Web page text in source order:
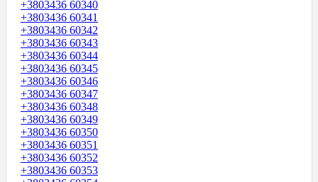
+3803436 60340
+3803436 60341
+3803436 60342
+3803436 60343
+3803436 60344
+3803436 60345
+3803436 60346
+3803436 60347
+3803436 60348
+3803436 60349
+3803436 60350
+3803436 60351
+3803436 60352
+3803436 60353